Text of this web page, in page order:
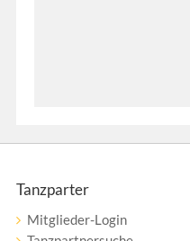
Tanzparter
Mitglieder-Login